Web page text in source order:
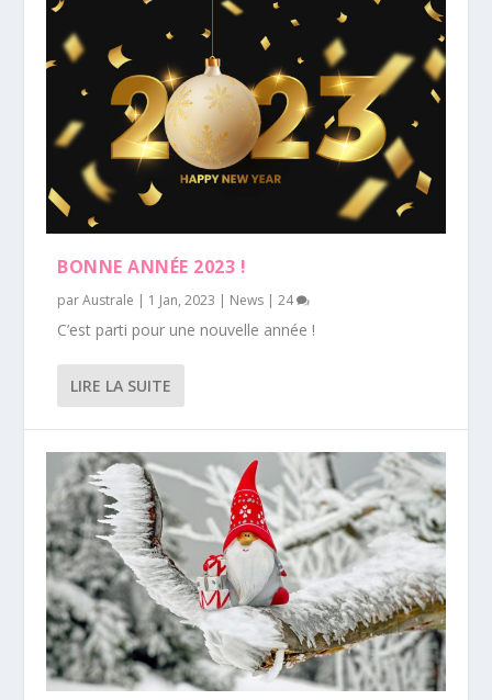
BONNE ANNÉE 2023 !
parAustrale | 1 Jan, 2023 | News |24
C’est parti pour une nouvelle année !
LIRE LA SUITE